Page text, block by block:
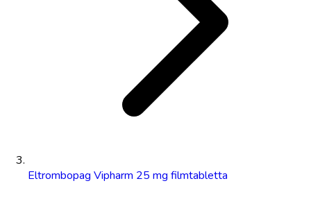
Eltrombopag Vipharm 25 mg filmtabletta